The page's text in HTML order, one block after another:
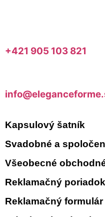
+421 905 103 821
Kapsulový šatník
Svadobné a
Všeobecné
Reklamačný poriadok
Reklamačný formulár